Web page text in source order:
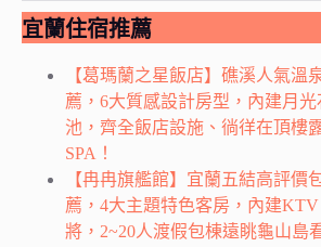
宜蘭住宿推薦
【葛瑪蘭之星飯店】礁溪人氣溫
薦，6大質感設計房型，內建月
池，齊全飯店設施、徜徉在頂樓
SPA！
【冉冉旗艦館】宜蘭五結高評價
薦，4大主題特色客房，內建
將，2~20人渡假包棟遠眺龜山島